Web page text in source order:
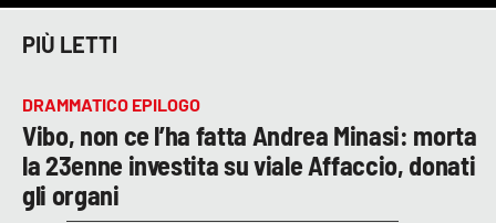
PIÙ LETTI
DRAMMATICO EPILOGO
Vibo, non ce l’ha fatta Andrea Minasi: morta
la 23enne investita su viale Affaccio, donati
gli organi